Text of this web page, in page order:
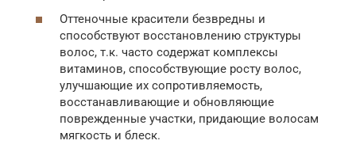
Оттеночные красители безвредны и
способствуют восстановлению структуры
волос, т.к. часто содержат комплексы
витаминов, способствующие росту волос,
улучшающие их сопротивляемость,
восстанавливающие и обновляющие
поврежденные участки, придающие волосам
мягкость и блеск.